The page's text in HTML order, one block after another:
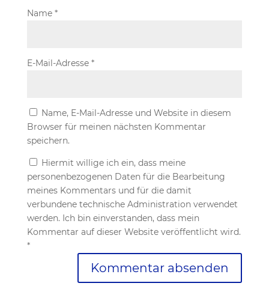
Name *
E-Mail-Adresse *
Name, E-Mail-Adresse und Website in diesem
Browser für meinen nächsten Kommentar
speichern.
Hiermit willige ich ein, dass meine
personenbezogenen Daten für die Bearbeitung
meines Kommentars und für die damit
verbundene technische Administration verwendet
werden. Ich bin einverstanden, dass mein
Kommentar auf dieser Website veröffentlicht wird.
*